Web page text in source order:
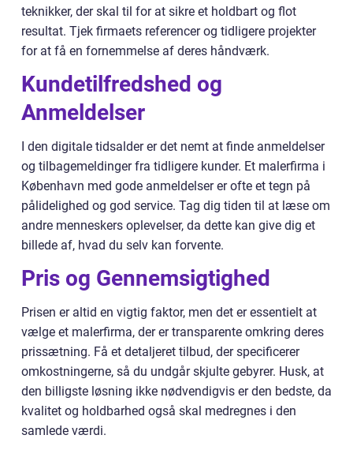
teknikker, der skal til for at sikre et holdbart og flot
resultat. Tjek firmaets referencer og tidligere projekter
for at få en fornemmelse af deres håndværk.
Kundetilfredshed og
Anmeldelser
I den digitale tidsalder er det nemt at finde anmeldelser
og tilbagemeldinger fra tidligere kunder. Et malerfirma i
København med gode anmeldelser er ofte et tegn på
pålidelighed og god service. Tag dig tiden til at læse om
andre menneskers oplevelser, da dette kan give dig et
billede af, hvad du selv kan forvente.
Pris og Gennemsigtighed
Prisen er altid en vigtig faktor, men det er essentielt at
vælge et malerfirma, der er transparente omkring deres
prissætning. Få et detaljeret tilbud, der specificerer
omkostningerne, så du undgår skjulte gebyrer. Husk, at
den billigste løsning ikke nødvendigvis er den bedste, da
kvalitet og holdbarhed også skal medregnes i den
samlede værdi.